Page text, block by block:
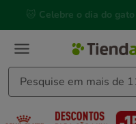
mensagem,
🐱 Celebre o dia do gato